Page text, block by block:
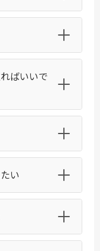
ばいいで
い